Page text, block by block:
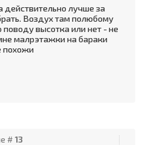
действительно лучше за
Воздух там полюбому
высотка или нет - не
малрэтажки на бараки
похожи
#13